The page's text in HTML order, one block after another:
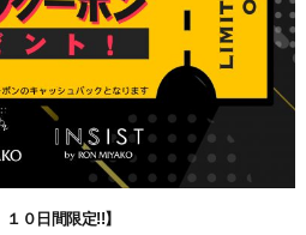
１０日間限定!!】